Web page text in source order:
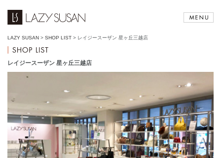
LAZY SUSAN > SHOP LIST > レイジースーザン 星ヶ丘三越店
レイジースーザン 星ヶ丘三越店